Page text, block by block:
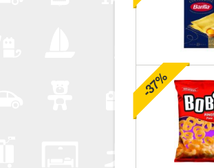
-37%